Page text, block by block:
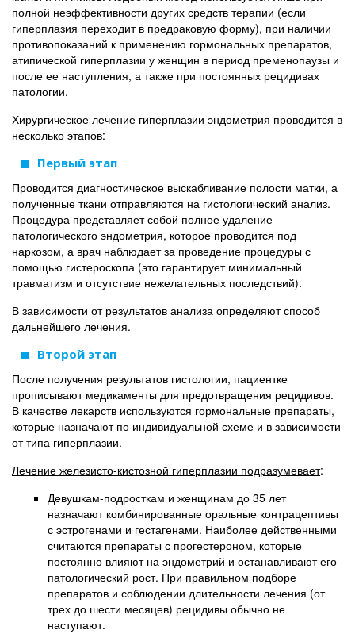
полной неэффективности других средств терапии (если
гиперплазия переходит в предраковую форму), при наличии
противопоказаний к применению гормональных препаратов,
атипической гиперплазии у женщин в период пременопаузы и
после ее наступления, а также при постоянных рецидивах
патологии.
Хирургическое лечение гиперплазии эндометрия проводится в
несколько этапов:
Первый этап
Проводится диагностическое выскабливание полости матки, а
полученные ткани отправляются на гистологический анализ.
Процедура представляет собой полное удаление
патологического эндометрия, которое проводится под
наркозом, а врач наблюдает за проведение процедуры с
помощью гистероскопа (это гарантирует минимальный
травматизм и отсутствие нежелательных последствий).
В зависимости от результатов анализа определяют способ
дальнейшего лечения.
Второй этап
После получения результатов гистологии, пациентке
прописывают медикаменты для предотвращения рецидивов.
В качестве лекарств используются гормональные препараты,
которые назначают по индивидуальной схеме и в зависимости
от типа гиперплазии.
Лечение железисто-кистозной гиперплазии подразумевает:
Девушкам-подросткам и женщинам до 35 лет
назначают комбинированные оральные контрацептивы
с эстрогенами и гестагенами. Наиболее действенными
считаются препараты с прогестероном, которые
постоянно влияют на эндометрий и останавливают его
патологический рост. При правильном подборе
препаратов и соблюдении длительности лечения (от
трех до шести месяцев) рецидивы обычно не
наступают.